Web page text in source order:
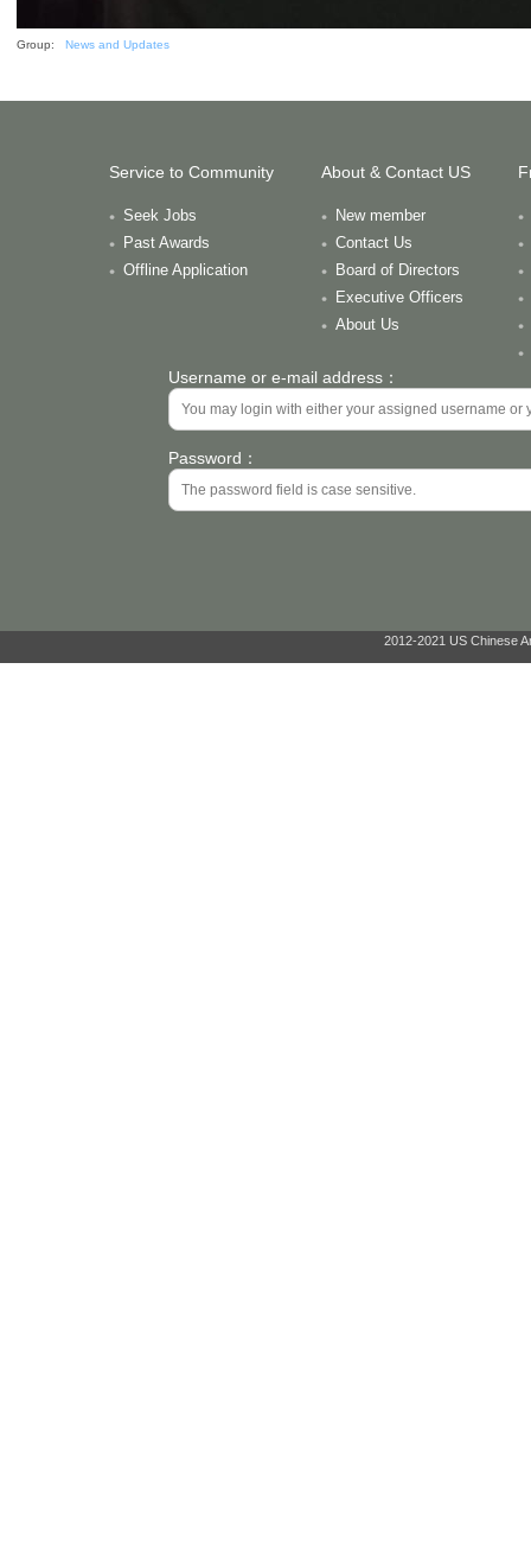
Group: News and Updates
Service to Community
Seek Jobs
Past Awards
Offline Application
About & Contact US
New member
Contact Us
Board of Directors
Executive Officers
About Us
Username or e-mail address：
Password：
2012-2021 US Chinese